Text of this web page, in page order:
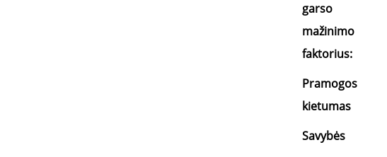
garso
mažinimo
faktorius:
Pramogos
kietumas
Savybės